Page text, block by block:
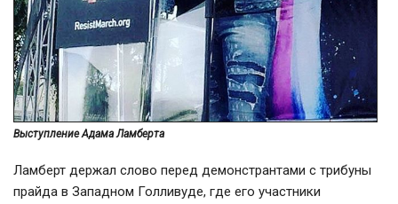
Выступление Адама Ламберта
Ламберт держал слово перед демонстрантами с трибуны
прайда в Западном Голливуде, где его участники